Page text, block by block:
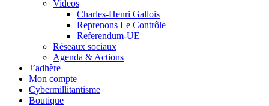
Videos
Charles-Henri Gallois
Reprenons Le Contrôle
Referendum-UE
Réseaux sociaux
Agenda & Actions
J’adhère
Mon compte
Cybermillitantisme
Boutique